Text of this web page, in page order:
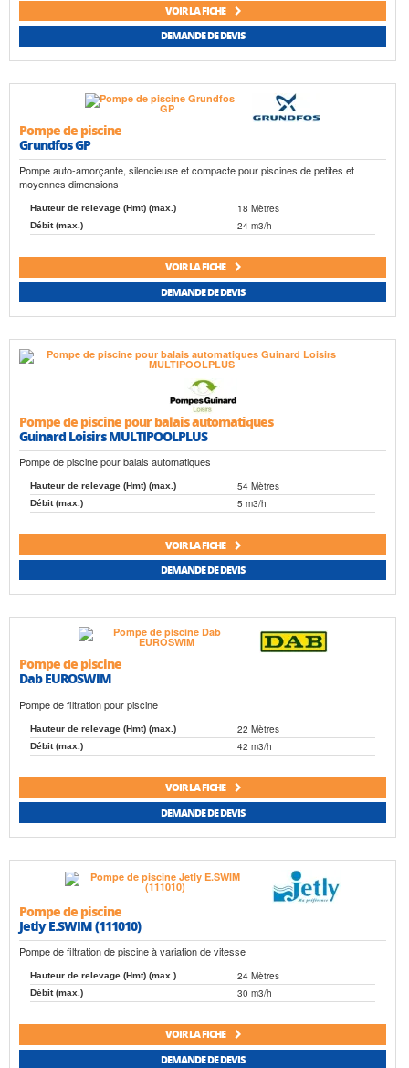
VOIR LA FICHE
DEMANDE DE DEVIS
Pompe de piscine
Grundfos GP
Pompe auto-amorçante, silencieuse et compacte pour piscines de petites et
moyennes dimensions
Hauteur de relevage (Hmt) (max.) 18 Mètres
Débit (max.) 24 m3/h
VOIR LA FICHE
DEMANDE DE DEVIS
Pompe de piscine pour balais automatiques
Guinard Loisirs MULTIPOOLPLUS
Pompe de piscine pour balais automatiques
Hauteur de relevage (Hmt) (max.) 54 Mètres
Débit (max.) 5 m3/h
VOIR LA FICHE
DEMANDE DE DEVIS
Pompe de piscine
Dab EUROSWIM
Pompe de filtration pour piscine
Hauteur de relevage (Hmt) (max.) 22 Mètres
Débit (max.) 42 m3/h
VOIR LA FICHE
DEMANDE DE DEVIS
Pompe de piscine
Jetly E.SWIM (111010)
Pompe de filtration de piscine à variation de vitesse
Hauteur de relevage (Hmt) (max.) 24 Mètres
Débit (max.) 30 m3/h
VOIR LA FICHE
DEMANDE DE DEVIS